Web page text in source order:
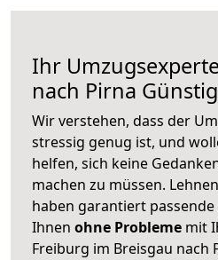
Ihr
nach Pirna
Wir verstehen, dass der
stressig genug ist, und
helfen, sich keine
machen zu müssen.
haben garantiert
Ihnen ohne Probleme mit
Freiburg im Breisgau nach